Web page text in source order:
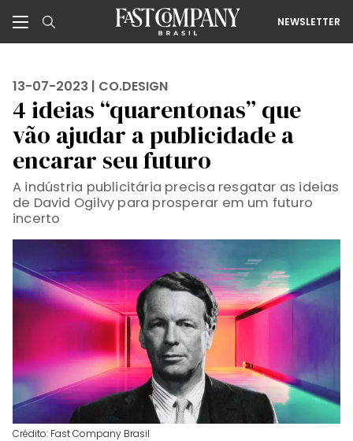
NEWSLETTER
13-07-2023 | CO.DESIGN
4 ideias “quarentonas” que
vão ajudar a publicidade a
encarar seu futuro
A indústria publicitária precisa resgatar as ideias
de David Ogilvy para prosperar em um futuro
incerto
Crédito: Fast Company Brasil